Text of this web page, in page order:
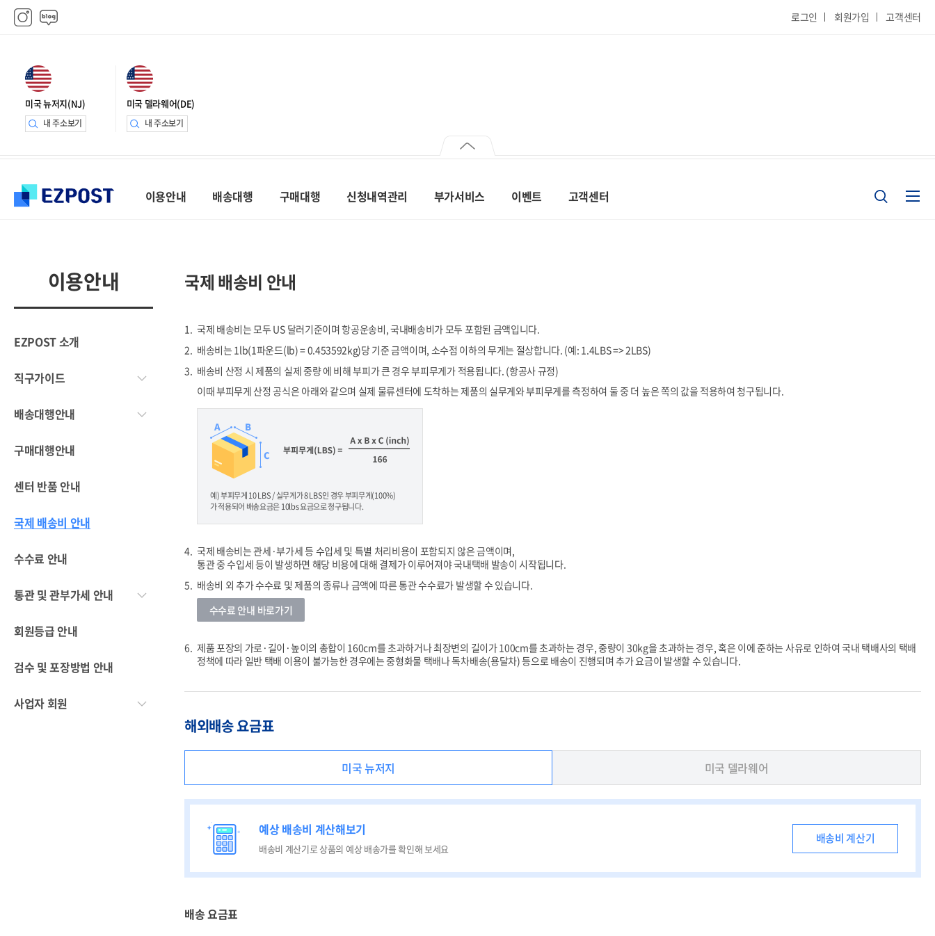
로그인 회원가입 고객센터
미국 뉴저지(NJ)
내 주소보기
미국 델라웨어(DE)
내 주소보기
이용안내 배송대행 구매대행 신청내역관리 부가서비스 이벤트 고객센터
이용안내
EZPOST 소개
직구가이드
배송대행안내
구매대행안내
센터 반품 안내
국제 배송비 안내
수수료 안내
통관 및 관부가세 안내
회원등급 안내
검수 및 포장방법 안내
사업자 회원
국제 배송비 안내
국제 배송비는 모두 US 달러기준이며 항공운송비, 국내배송비가 모두 포함된 금액입니다.
배송비는 1lb(1파운드(lb) = 0.453592kg)당 기준 금액이며, 소수점 이하의 무게는 절상합니다. (예: 1.4LBS => 2LBS)
배송비 산정 시 제품의 실제 중량 에 비해 부피가 큰 경우 부피무게가 적용됩니다. (항공사 규정)
이때 부피무게 산정 공식은 아래와 같으며 실제 물류센터에 도착하는 제품의 실무게와 부피무게를 측정하여 둘 중 더 높은 쪽의 값을 적용하여 청구됩니다.
예) 부피무게 10 LBS / 실무게가 8 LBS인 경우 부피무게(100%)
가 적용되어 배송요금은 10lbs 요금으로 청구됩니다.
국제 배송비는 관세·부가세 등 수입세 및 특별 처리비용이 포함되지 않은 금액이며,
통관 중 수입세 등이 발생하면 해당 비용에 대해 결제가 이루어져야 국내택배 발송이 시작됩니다.
배송비 외 추가 수수료 및 제품의 종류나 금액에 따른 통관 수수료가 발생할 수 있습니다.
수수료 안내 바로가기
제품 포장의 가로·길이·높이의 총합이 160cm를 초과하거나 최장변의 길이가 100cm를 초과하는 경우, 중량이 30kg을 초과하는 경우, 혹은 이에 준하는 사유로 인하여국내 택배사의 택배
정책에 따라 일반 택배 이용이 불가능한 경우에는 중형화물 택배나 독차배송(용달차) 등으로 배송이 진행되며 추가 요금이 발생할 수 있습니다.
해외배송 요금표
미국 뉴저지 미국 델라웨어
예상 배송비 계산해보기
배송비 계산기로 상품의 예상 배송가를 확인해 보세요
배송비 계산기
배송 요금표